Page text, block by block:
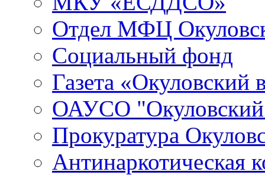
Отдел МФЦ
Социальный фонд
Газета «Окуловский
ОАУСО
Прокуратура
Антинаркотическая